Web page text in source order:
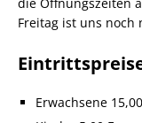
Freitag ist uns noch
Erwachsene